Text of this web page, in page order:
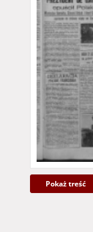
Pokaż treść